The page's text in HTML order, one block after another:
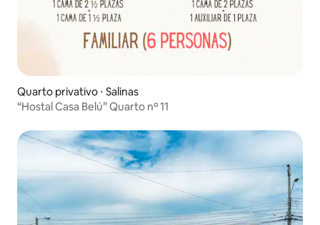
Quarto privativo ⋅ Salinas
“Hostal Casa Belú” Quarto nº 11